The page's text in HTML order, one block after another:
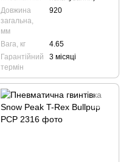
Довжина
загальна,
мм
920
Вага, кг
4.65
Гарантійний
термін
3 місяці